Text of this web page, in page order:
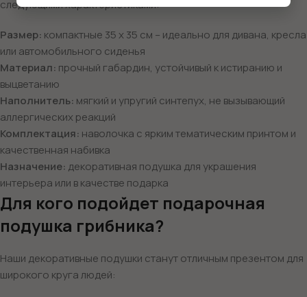
следующими характеристиками:
Размер: компактные 35 х 35 см – идеально для дивана, кресла
или автомобильного сиденья
Материал: прочный габардин, устойчивый к истиранию и
выцветанию
Наполнитель: мягкий и упругий синтепух, не вызывающий
аллергических реакций
Комплектация: наволочка с ярким тематическим принтом и
качественная набивка
Назначение: декоративная подушка для украшения
интерьера или в качестве подарка
Для кого подойдет подарочная
подушка грибника?
Наши декоративные подушки станут отличным презентом для
широкого круга людей: